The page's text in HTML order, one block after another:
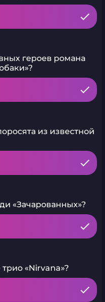
героев романа
из известной
«Зачарованных»?
«Nirvana»?